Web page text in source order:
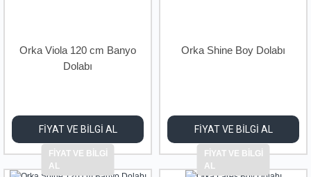
Orka Viola 120 cm Banyo
Dolabı
FİYAT VE BİLGİ AL
FİYAT VE BİLGİ
AL
Orka Shine Boy Dolabı
FİYAT VE BİLGİ AL
FİYAT VE BİLGİ
AL